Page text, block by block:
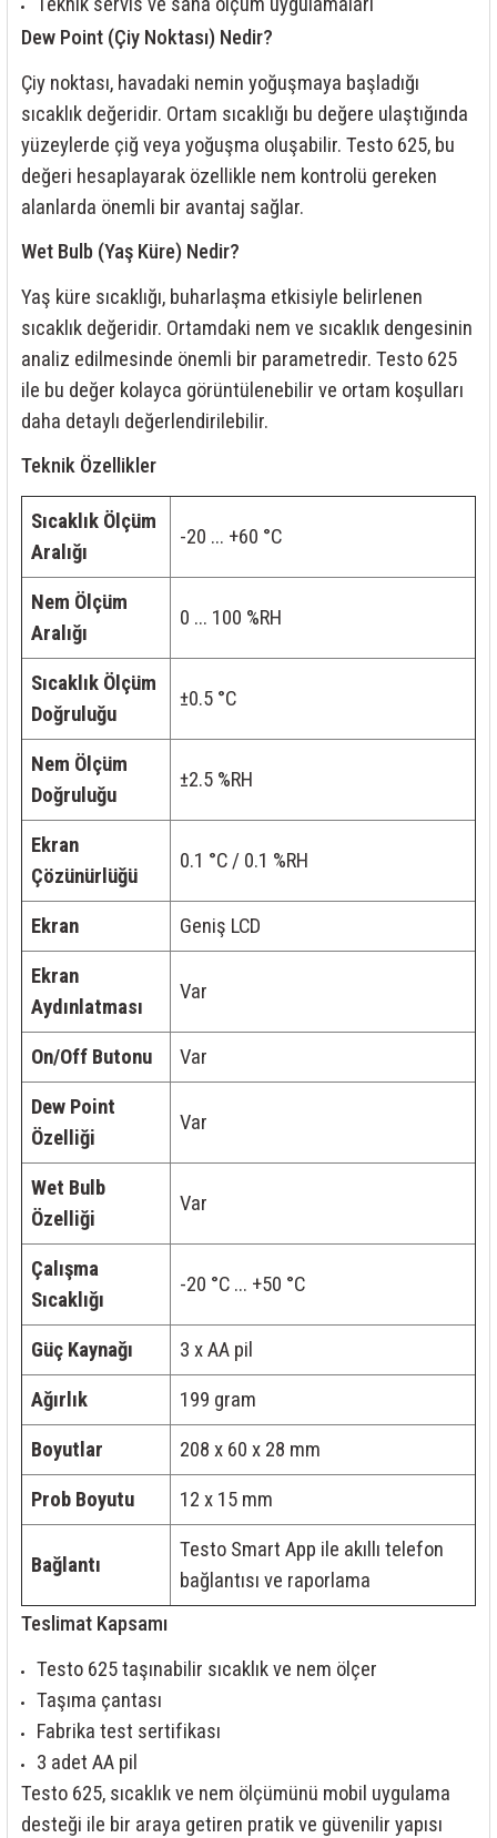
Dew Point (Çiy Noktası) Nedir?
Çiy noktası, havadaki nemin yoğuşmaya başladığı
sıcaklık değeridir. Ortam sıcaklığı bu değere ulaştığında
yüzeylerde çiğ veya yoğuşma oluşabilir. Testo 625, bu
değeri hesaplayarak özellikle nem kontrolü gereken
alanlarda önemli bir avantaj sağlar.
Wet Bulb (Yaş Küre) Nedir?
Yaş küre sıcaklığı, buharlaşma etkisiyle belirlenen
sıcaklık değeridir. Ortamdaki nem ve sıcaklık dengesinin
analiz edilmesinde önemli bir parametredir. Testo 625
ile bu değer kolayca görüntülenebilir ve ortam koşulları
daha detaylı değerlendirilebilir.
Teknik Özellikler
Sıcaklık Ölçüm
Aralığı
-20 ... +60 °C
Nem Ölçüm
Aralığı
0 ... 100 %RH
Sıcaklık Ölçüm
Doğruluğu
±0.5 °C
Nem Ölçüm
Doğruluğu
±2.5 %RH
Ekran
Çözünürlüğü
0.1 °C / 0.1 %RH
Ekran Geniş LCD
Ekran
Aydınlatması
Var
On/Off Butonu Var
Dew Point
Özelliği
Var
Wet Bulb
Özelliği
Var
Çalışma
Sıcaklığı
-20 °C ... +50 °C
Güç Kaynağı 3 x AA pil
Ağırlık 199 gram
Boyutlar 208 x 60 x 28 mm
Prob Boyutu 12 x 15 mm
Bağlantı
Testo Smart App ile akıllı telefon
bağlantısı ve raporlama
Teslimat Kapsamı
Testo 625 taşınabilir sıcaklık ve nem ölçer
Taşıma çantası
Fabrika test sertifikası
3 adet AA pil
Testo 625, sıcaklık ve nem ölçümünü mobil uygulama
desteği ile bir araya getiren pratik ve güvenilir yapısı